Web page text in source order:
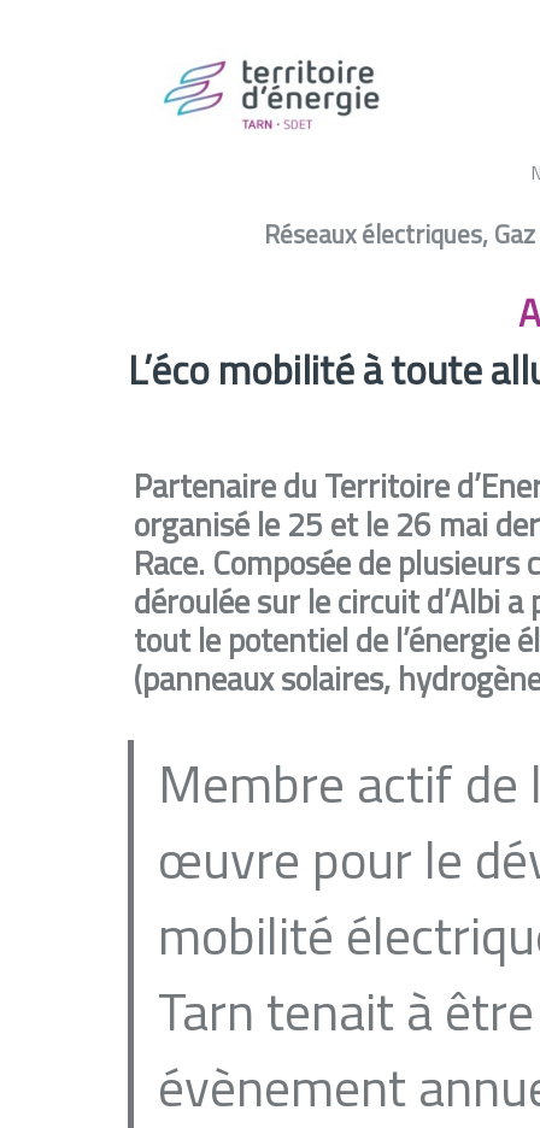
Réseaux électriques, Gaz
Actualité –L’éco mobilité à
L’éco mobilité à toute
Partenaire du Territoire
organisé le 25 et le 26 mai
Race. Composée de
déroulée sur le circuit d’Albi
tout le potentiel de l’énergie
(panneaux solaires,
Membre actif de
œuvre pour le
mobilité
Tarn tenait à
évènement